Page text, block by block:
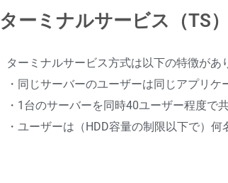
ターミナルサービス（TS
ターミナルサービス方式は以下の特徴があ
・同じサーバーのユーザーは同じアプリ
・1台のサーバーを同時40ユーザー程度で
・ユーザーは（HDD容量の制限以下で）